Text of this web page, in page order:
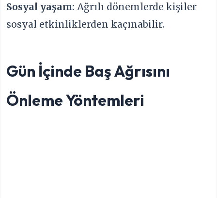
Sosyal yaşam: Ağrılı dönemlerde kişiler
sosyal etkinliklerden kaçınabilir.
Gün İçinde Baş Ağrısını
Önleme Yöntemleri